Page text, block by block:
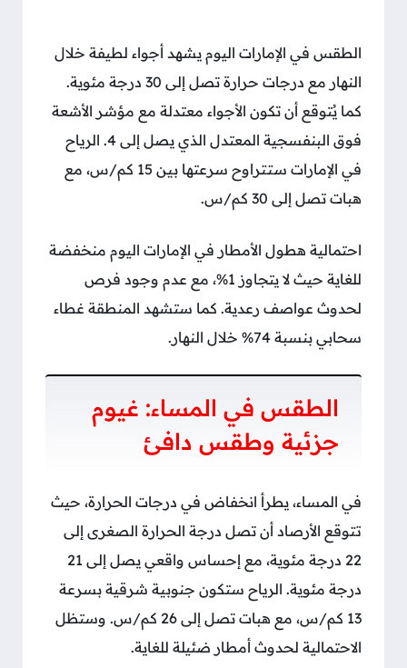
الطقس في الإمارات اليوم يشهد أجواء لطيفة خلال
النهار مع درجات حرارة تصل إلى 30 درجة مئوية.
كما يُتوقع أن تكون الأجواء معتدلة مع مؤشر الأشعة
فوق البنفسجية المعتدل الذي يصل إلى 4. الرياح
في الإمارات ستتراوح سرعتها بين 15 كم/س، مع
هبات تصل إلى 30 كم/س.
احتمالية هطول الأمطار في الإمارات اليوم منخفضة
للغاية حيث لا يتجاوز 1%، مع عدم وجود فرص
لحدوث عواصف رعدية. كما ستشهد المنطقة غطاء
سحابي بنسبة 74% خلال النهار.
الطقس في المساء: غيوم
جزئية وطقس دافئ
في المساء، يطرأ انخفاض في درجات الحرارة، حيث
تتوقع الأرصاد أن تصل درجة الحرارة الصغرى إلى
22 درجة مئوية، مع إحساس واقعي يصل إلى 21
درجة مئوية. الرياح ستكون جنوبية شرقية بسرعة
13 كم/س، مع هبات تصل إلى 26 كم/س. وستظل
الاحتمالية لحدوث أمطار ضئيلة للغاية.